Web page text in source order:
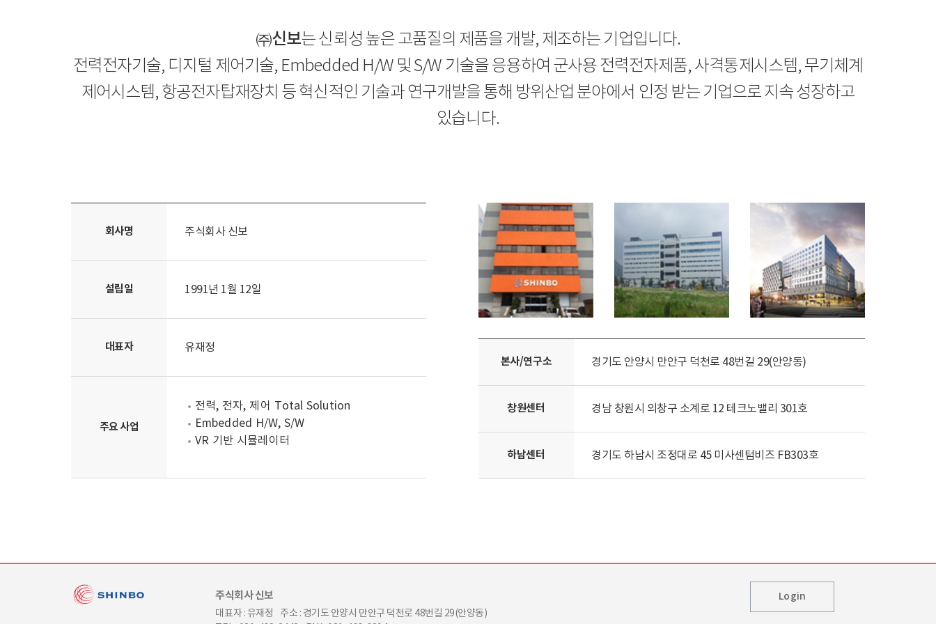
㈜신보는 신뢰성 높은 고품질의 제품을 개발, 제조하는 기업입니다.
전력전자기술, 디지털 제어기술, Embedded H/W 및 S/W 기술을 응용하여 군사용 전력전자제품, 사격통제시스템, 무기체계
제어시스템, 항공전자탑재장치 등 혁신적인 기술과 연구개발을 통해 방위산업 분야에서 인정 받는 기업으로 지속 성장하고
있습니다.
회사명 주식회사 신보
설립일 1991년 1월 12일
대표자 유재정
주요 사업
전력, 전자, 제어 Total Solution
Embedded H/W, S/W
VR 기반 시뮬레이터
본사/연구소 경기도 안양시 만안구 덕천로 48번길 29(안양동)
창원센터 경남 창원시 의창구 소계로 12 테크노밸리 301호
하남센터 경기도 하남시 조정대로 45 미사센텀비즈 FB303호
Login
주식회사 신보
대표자 : 유재정
주소 : 경기도 안양시 만안구 덕천로 48번길 29(안양동)